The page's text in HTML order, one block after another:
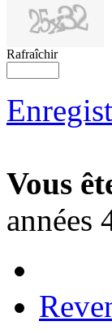
Rafraîchir
Vous
années